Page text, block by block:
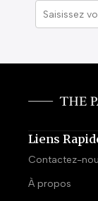
Liens
Contactez-
À propos